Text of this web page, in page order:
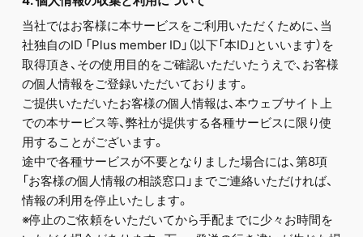
当社ではお客様に本サービスをご利用いただくために、当
社独自のID 「Plus member ID」（以下「本ID」といいます）を
取得頂き、その使用目的をご確認いただいたうえで、お客様
の個人情報をご登録いただいております。
ご提供いただいたお客様の個人情報は、本ウェブサイト上
での本サービス等、弊社が提供する各種サービスに限り使
用することがございます。
途中で各種サービスが不要となりました場合には、第8項
「お客様の個人情報の相談窓口」までご連絡いただければ、
情報の利用を停止いたします。
※停止のご依頼をいただいてから手配までに少々お時間を